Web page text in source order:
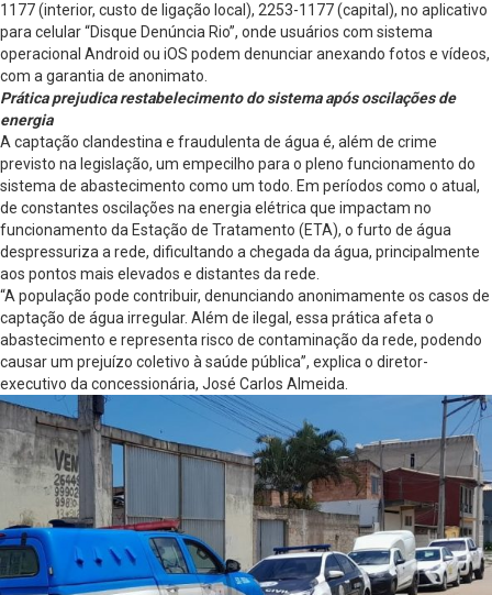
1177 (interior, custo de ligação local), 2253-1177 (capital), no aplicativo
para celular “Disque Denúncia Rio”, onde usuários com sistema
operacional Android ou iOS podem denunciar anexando fotos e vídeos,
com a garantia de anonimato.
Prática prejudica restabelecimento do sistema após oscilações de
energia
A captação clandestina e fraudulenta de água é, além de crime
previsto na legislação, um empecilho para o pleno funcionamento do
sistema de abastecimento como um todo. Em períodos como o atual,
de constantes oscilações na energia elétrica que impactam no
funcionamento da Estação de Tratamento (ETA), o furto de água
despressuriza a rede, dificultando a chegada da água, principalmente
aos pontos mais elevados e distantes da rede.
“A população pode contribuir, denunciando anonimamente os casos de
captação de água irregular. Além de ilegal, essa prática afeta o
abastecimento e representa risco de contaminação da rede, podendo
causar um prejuízo coletivo à saúde pública”, explica o diretor-
executivo da concessionária, José Carlos Almeida.